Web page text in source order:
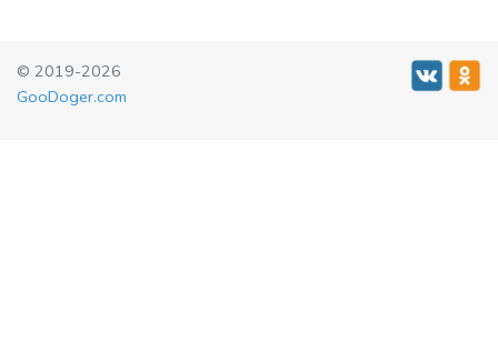
© 2019-2026
GooDoger.com